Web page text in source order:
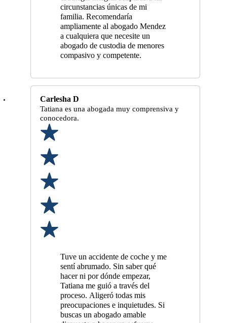
circunstancias únicas de mi
familia. Recomendaría
ampliamente al abogado Mendez
a cualquiera que necesite un
abogado de custodia de menores
compasivo y competente.
Carlesha D
Tatiana es una abogada muy comprensiva y
conocedora.
Tuve un accidente de coche y me
sentí abrumado. Sin saber qué
hacer ni por dónde empezar,
Tatiana me guió a través del
proceso. Aligeró todas mis
preocupaciones e inquietudes. Si
buscas un abogado amable